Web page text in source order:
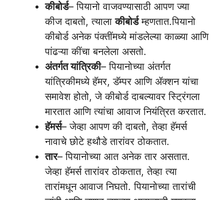
कीबोर्ड– पियानो वाजवण्यासाठी आपण ज्या
कीज दाबतो, त्यालाकीबोर्डम्हणतात.पियानो
कीबोर्ड अनेक पंक्तींमध्ये मांडलेल्या काळ्या आणि
पांढऱ्या कींचा बनलेला असतो.
अंतर्गत यांत्रिकी– पियानोच्या अंतर्गत
यांत्रिकीमध्ये हॅमर, डॅम्पर आणि ॲक्शन यांचा
समावेश होतो, जे कीबोर्ड दाबल्यावर स्ट्रिंगला
मारतात आणि त्यांचा आवाज नियंत्रित करतात.
हॅमर्स– जेव्हा आपण की दाबतो, तेव्हा हॅमर्स
नावाचे छोटे हथौडे तारांवर ठोकतात.
तार– पियानोच्या आत अनेक तार असतात.
जेव्हा हॅमर्स तारांवर ठोकतात, तेव्हा त्या
तारांमधून आवाज निघतो. पियानोच्या तारांची